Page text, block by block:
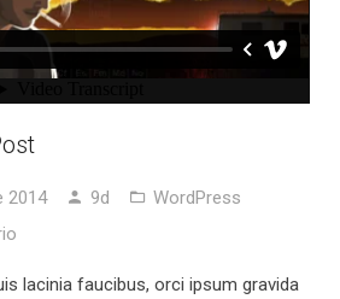
2014 9d
WordPress
lacinia faucibus, orci ipsum gravida